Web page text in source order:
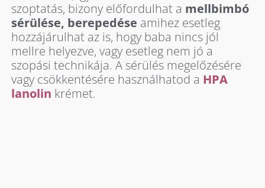
szoptatás, bizony előfordulhat a mellbimbó
sérülése, berepedése amihez esetleg
hozzájárulhat az is, hogy baba nincs jól
mellre helyezve, vagy esetleg nem jó a
szopási technikája. A sérülés megelőzésére
vagy csökkentésére használhatod a HPA
lanolin krémet.